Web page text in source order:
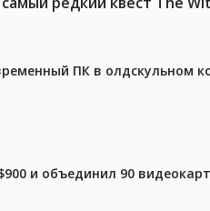
ПК в олдскульном
и объединил 90